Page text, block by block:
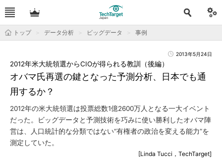
トップ データ分析 ビッグデータ 事例
2013年5月24日
オバマ氏再選の鍵となった予測分析、日本でも通
用するか？
2012年米大統領選からCIOが得られる教訓（後編）
2012年の米大統領選は投票総数1億2600万人となる一大イベント
だった。ビッグデータと予測技術を巧みに使い勝利したオバマ陣
営は、人口統計的な分類ではない“有権者の政治を変える能力”を
測定していた。
[Linda Tucci，TechTarget]